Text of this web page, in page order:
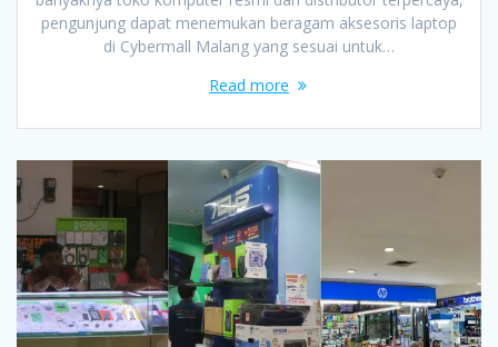
pengunjung dapat menemukan beragam aksesoris laptop
di Cybermall Malang yang sesuai untuk…
Read more